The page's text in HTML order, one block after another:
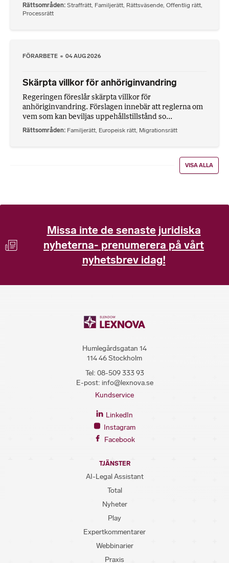
Rättsområden Straffrätt, Familjerätt, Rättsväsende, Offentlig rätt,
Processrätt
FÖRARBETE 04 AUG 2026
Skärpta villkor för anhöriginvandring
Regeringen föreslår skärpta villkor för
anhöriginvandring. Förslagen innebär att reglerna om
vem som kan beviljas uppehållstillstånd so...
Rättsområden Familjerätt, Europeisk rätt, Migrationsrätt
VISA ALLA
Missa inte de senaste juridiska
nyheterna- prenumerera på vårt
nyhetsbrev idag!
Humlegårdsgatan 14
114 46 Stockholm
Tel: 08-509 333 93
E-post: info@lexnova.se
Kundservice
LinkedIn
Instagram
Facebook
TJÄNSTER
AI-Legal Assistant
Total
Nyheter
Play
Expertkommentarer
Webbinarier
Praxis